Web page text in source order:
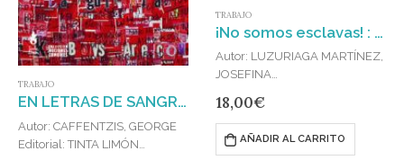
TRABAJO
EN LETRAS DE SANGRE Y FUEGO
Autor: CAFFENTZIS, GEORGE
Editorial: TINTA LIMÓN
TRABAJO
¡No somos esclavas! : Huelgas de mujeres trabajadoras, ayer y hoy
Autor: LUZURIAGA MARTÍNEZ,
JOSEFINA
Publicado en: 2021
ISBN: 978-84-09-28204-3
18,00€
AÑADIR AL CARRITO